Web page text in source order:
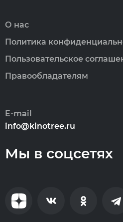
О нас
Политика
Пользовательское
Правообладателям
E-mail
info@kinotree.ru
Мы в соцсетях